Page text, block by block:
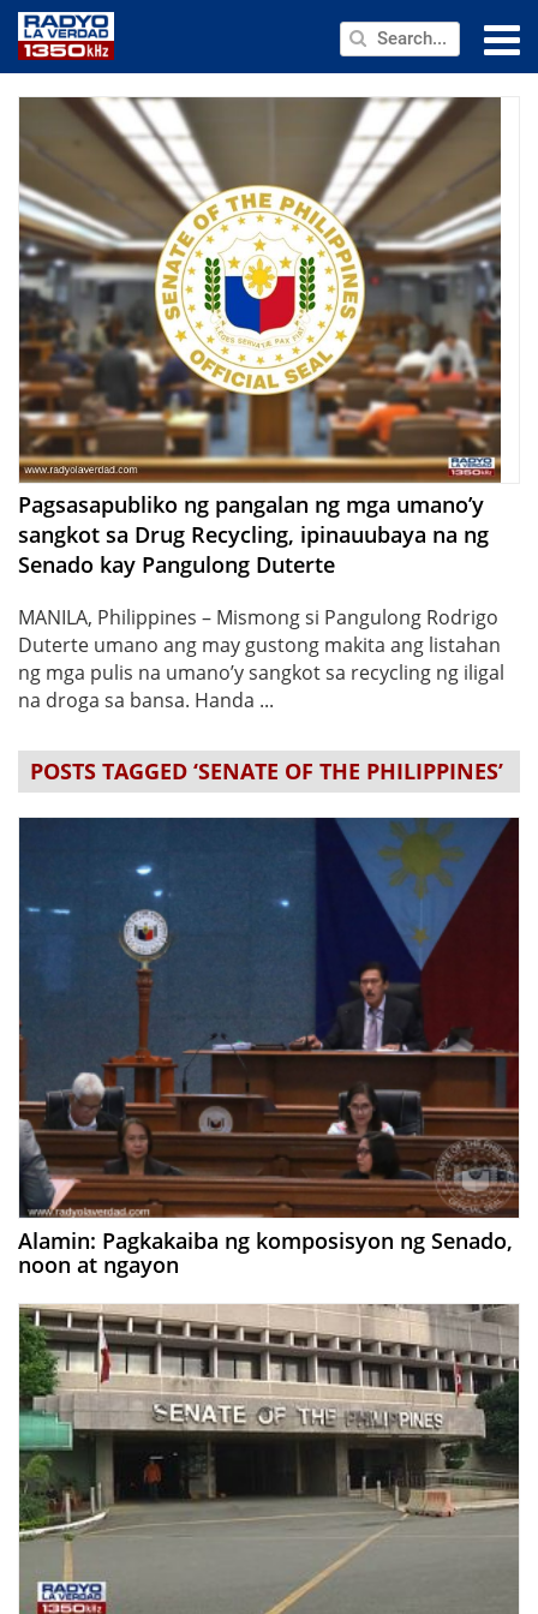
PUBLIC SERVICE
ANNOUNCEMENTS
PROGRAMS
ABOUT
CONTACT US
Pagsasapubliko ng pangalan ng mga umano’y
sangkot sa Drug Recycling, ipinauubaya na ng
Senado kay Pangulong Duterte
MANILA, Philippines – Mismong si Pangulong Rodrigo
Duterte umano ang may gustong makita ang listahan
ng mga pulis na umano’y sangkot sa recycling ng iligal
na droga sa bansa. Handa ...
POSTS TAGGED ‘SENATE OF THE PHILIPPINES’
Alamin: Pagkakaiba ng komposisyon ng Senado,
noon at ngayon